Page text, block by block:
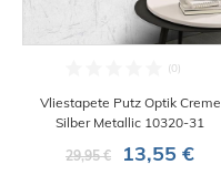
Vliestapete Putz Optik Creme
Silber Metallic 10320-31
29,95 €
13,55 €